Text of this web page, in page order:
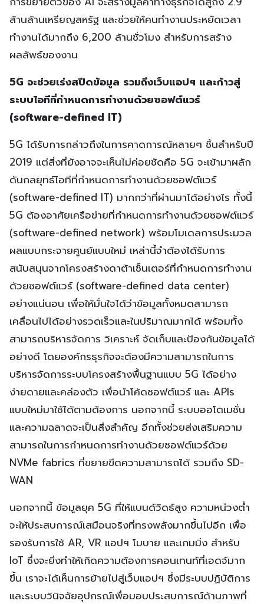
ล้านล้านเหรียญสหรัฐ และช่วยให้คนทำงานประหยัดเวลา
ทำงานได้มากถึง 6,200 ล้านชั่วโมง สำหรับการสร้าง
ผลลัพธ์ของงาน
5G จะช่วยเร่งสปีดข้อมูล รวมถึงเว็บแอปฯ และก้าวสู่
ระบบไอทีที่กำหนดการทำงานด้วยซอฟต์แวร์
(software-defined IT)
5G ได้รับการกล่าวถึงในการคาดการณ์หลายๆ ชิ้นสำหรับปี
2019 แต่สิ่งที่ยังอาจจะเห็นไม่ค่อยชัดคือ 5G จะเข้ามาผลัก
ดันกลยุทธ์ไอทีที่กำหนดการทำงานด้วยซอฟต์แวร์
(software-defined IT) มากกว่าที่ผ่านมาได้อย่างไร ทั้งนี้
5G ต้องอาศัยเครือข่ายที่กำหนดการทำงานด้วยซอฟต์แวร์
(software-defined network) พร้อมโมเดลการประมวล
ผลแบบกระจายศูนย์แบบใหม่ เหล่านี้จำต้องได้รับการ
สนับสนุนจากโครงสร้างดาต้าเซ็นเตอร์ที่กำหนดการทำงาน
ด้วยซอฟต์แวร์ (software-defined data center)
อย่างแน่นอน เพื่อให้มั่นใจได้ว่าข้อมูลทั้งหมดสามารถ
เคลื่อนไปได้อย่างรวดเร็วและในปริมาณมากได้ พร้อมทั้ง
สามารถบริหารจัดการ วิเคราะห์ จัดเก็บและป้องกันข้อมูลได้
อย่างดี โดยองค์กรธุรกิจจะต้องมีความสามารถในการ
บริหารจัดการระบบโครงสร้างพื้นฐานแบบ 5G ได้อย่าง
ง่ายดายและคล่องตัว เพื่อนำโค้ดซอฟต์แวร์ และ APIs
แบบใหม่มาใช้ได้ตามต้องการ นอกจากนี้ ระบบออโตเมชั่น
และความฉลาดจะเป็นสิ่งสำคัญ อีกทั้งช่วยส่งเสริมความ
สามารถในการกำหนดการทำงานด้วยซอฟต์แวร์ด้วย
NVMe fabrics ที่ขยายขีดความสามารถได้ รวมถึง SD-
WAN
นอกจากนี้ ข้อมูลยุค 5G ที่ให้แบนด์วิดธ์สูง ความหน่วงต่ำ
จะให้ประสบการณ์เสมือนจริงที่ทรงพลังมากขึ้นไปอีก เพื่อ
รองรับการใช้ AR, VR แอปฯ โมบาย และเกมมิ่ง สำหรับ
IoT ซึ่งจะยิ่งทำให้เกิดความต้องการคอนเทนท์ที่เอดจ์มาก
ขึ้น เราจะได้เห็นการย้ายไปสู่เว็บแอปฯ ซึ่งมีระบบปฏิบัติการ
และระบบวินิจฉัยอุปกรณ์เพื่อมอบประสบการณ์ด้านภาพที่